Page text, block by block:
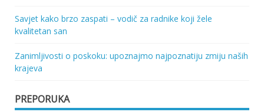
Savjet kako brzo zaspati – vodič za radnike koji žele
kvalitetan san
Zanimljivosti o poskoku: upoznajmo najpoznatiju zmiju naših
krajeva
PREPORUKA